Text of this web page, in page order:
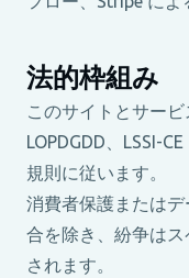
法的枠組み
このサイトとサービ
LOPDGDD、LSSI-
規則に従います。
消費者保護または
合を除き、紛争は
されます。